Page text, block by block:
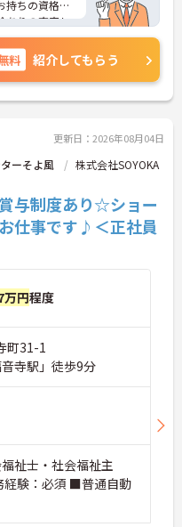
持ちの資格を
ありの充実し
のある環境と
しますので、
料 紹介してもらう
更新日：2026年08月04日
ーそよ風
株式会社SOYOKA
与制度あり☆ショー
仕事です♪＜正社員
万円程度
町31-1
寺駅」徒歩9分
祉士・社会福祉主
験：必須 ■普通自動